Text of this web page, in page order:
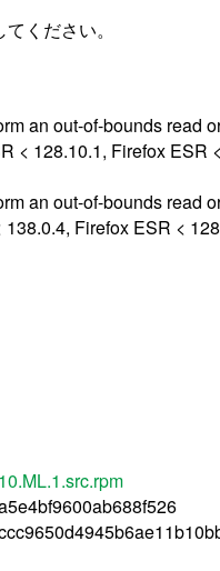
ください。
an out-of-bounds read
< 128.10.1, Firefox
an out-of-bounds read
Firefox ESR <